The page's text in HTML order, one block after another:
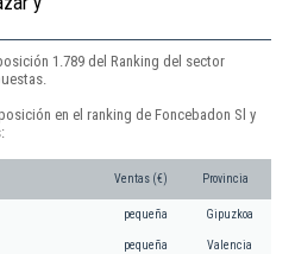
1.789 del Ranking del sector
en el ranking de Foncebadon Sl y
Ventas (€) Provincia
pequeña Gipuzkoa
pequeña Valencia